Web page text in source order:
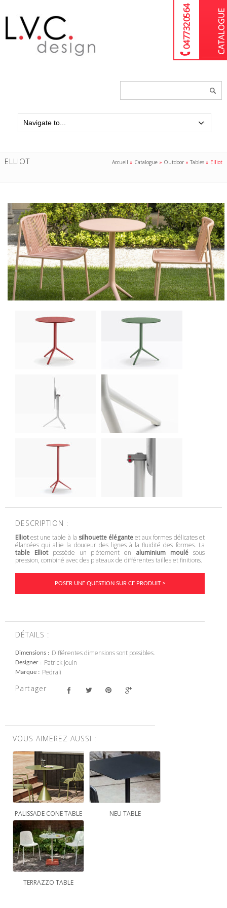
04 77 32 05 64
ELLIOT Accueil » Catalogue » Outdoor »Tables » Elliot
DESCRIPTION :
Elliotest une table à la silhouette éléganteet aux formes délicates et
élancées qui allie la douceur des lignes à la fluidité des formes. La
table Elliotpossède un piètement en aluminium moulésous
pression, combiné avec des plateaux de différentes tailles et finitions.
POSER UNE QUESTION SUR CE PRODUIT >
DÉTAILS :
Dimensions Différentes dimensions sont possibles.
Designer Patrick Jouin
Marque Pedrali
Partager
VOUS AIMEREZ AUSSI :
PALISSADE CONE TABLE NEU TABLE
TERRAZZO TABLE